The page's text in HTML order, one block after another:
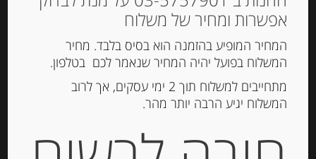
גבינת אדאם הולנדית 150 גרם 23.9%
שומן בפרוסות של JACKS CHEESE
-
אפשרות ומחיר של משלוח
המחיר המופיע בהזמנה הוא בסיס בלבד. מחיר
המשלוח בפועל יהיה המחיר שנאמר לכם בטלפון.
מתחייבים למשלוח תוך 2 ימי עסקים, אך לרוב
המשלוח יגיע הרבה יותר מהר.